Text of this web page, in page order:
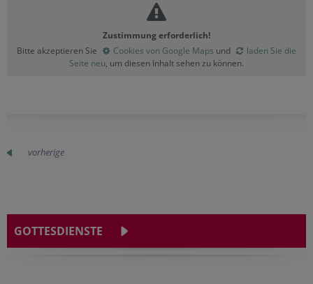
Zustimmung erforderlich!
Bitte akzeptieren Sie
Cookies von Google Maps und
laden Sie die
Seite neu, um diesen Inhalt sehen zu können.
vorherige
GOTTESDIENSTE